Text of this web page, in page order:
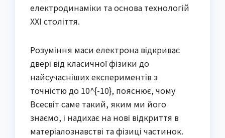
електродинаміки та основа технологій
XXI століття.
Розуміння маси електрона відкриває
двері від класичної фізики до
найсучасніших експериментів з
точністю до 10^{-10}, пояснює, чому
Всесвіт саме такий, яким ми його
знаємо, і надихає на нові відкриття в
матеріалознавстві та фізиці частинок.